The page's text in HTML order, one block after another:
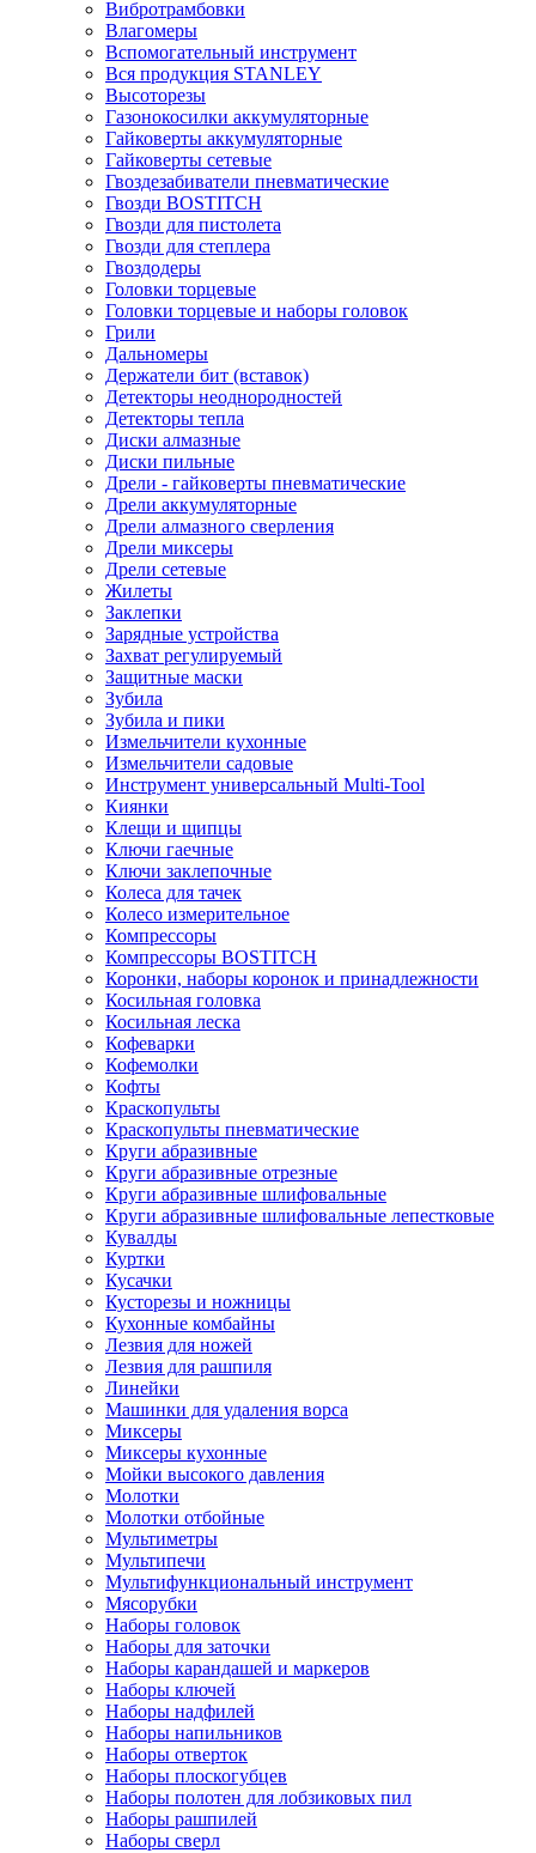
Вибротрамбовки
Влагомеры
Вспомогательный инструмент
Вся продукция STANLEY
Высоторезы
Газонокосилки аккумуляторные
Гайковерты аккумуляторные
Гайковерты сетевые
Гвоздезабиватели пневматические
Гвозди BOSTITCH
Гвозди для пистолета
Гвозди для степлера
Гвоздодеры
Головки торцевые
Головки торцевые и наборы головок
Грили
Дальномеры
Держатели бит (вставок)
Детекторы неоднородностей
Детекторы тепла
Диски алмазные
Диски пильные
Дрели - гайковерты пневматические
Дрели аккумуляторные
Дрели алмазного сверления
Дрели миксеры
Дрели сетевые
Жилеты
Заклепки
Зарядные устройства
Захват регулируемый
Защитные маски
Зубила
Зубила и пики
Измельчители кухонные
Измельчители садовые
Инструмент универсальный Multi-Tool
Киянки
Клещи и щипцы
Ключи гаечные
Ключи заклепочные
Колеса для тачек
Колесо измерительное
Компрессоры
Компрессоры BOSTITCH
Коронки, наборы коронок и принадлежности
Косильная головка
Косильная леска
Кофеварки
Кофемолки
Кофты
Краскопульты
Краскопульты пневматические
Круги абразивные
Круги абразивные отрезные
Круги абразивные шлифовальные
Круги абразивные шлифовальные лепестковые
Кувалды
Куртки
Кусачки
Кусторезы и ножницы
Кухонные комбайны
Лезвия для ножей
Лезвия для рашпиля
Линейки
Машинки для удаления ворса
Миксеры
Миксеры кухонные
Мойки высокого давления
Молотки
Молотки отбойные
Мультиметры
Мультипечи
Мультифункциональный инструмент
Мясорубки
Наборы головок
Наборы для заточки
Наборы карандашей и маркеров
Наборы ключей
Наборы надфилей
Наборы напильников
Наборы отверток
Наборы плоскогубцев
Наборы полотен для лобзиковых пил
Наборы рашпилей
Наборы сверл